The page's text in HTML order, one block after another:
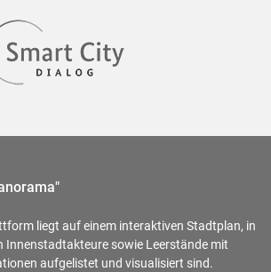
liegt auf einem interaktiven Stadtplan, in
Innenstadtakteure sowie Leerstände mit
aufgelistet und visualisiert sind.